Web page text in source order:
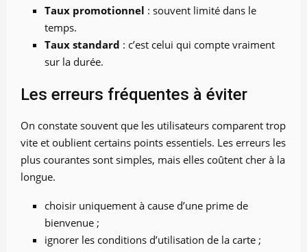
Taux promotionnel : souvent limité dans le
temps.
Taux standard : c’est celui qui compte vraiment
sur la durée.
Les erreurs fréquentes à éviter
On constate souvent que les utilisateurs comparent trop
vite et oublient certains points essentiels. Les erreurs les
plus courantes sont simples, mais elles coûtent cher à la
longue.
choisir uniquement à cause d’une prime de
bienvenue ;
ignorer les conditions d’utilisation de la carte ;